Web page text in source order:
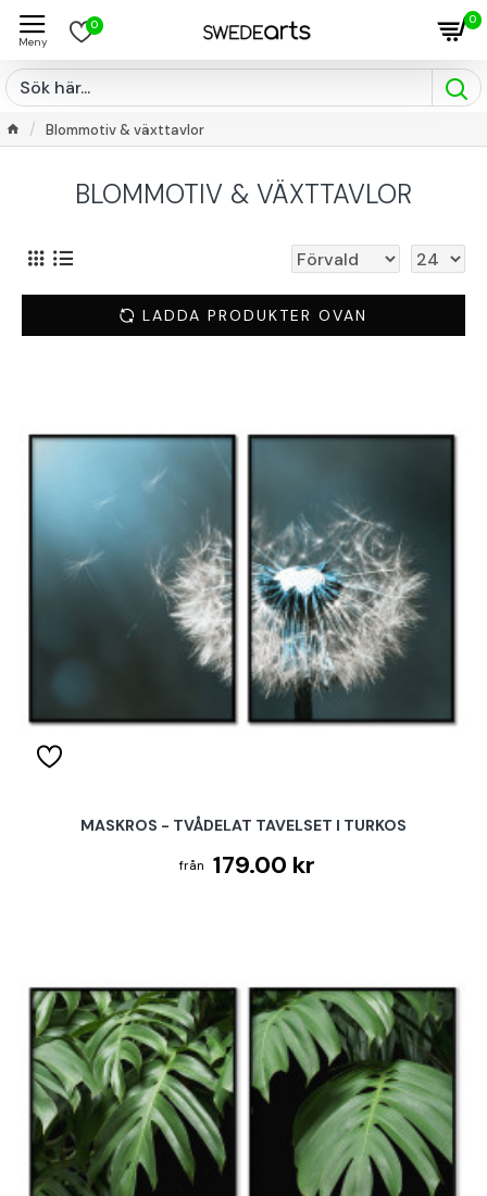
0 0
Blommotiv & växttavlor
BLOMMOTIV & VÄXTTAVLOR
LADDA PRODUKTER OVAN
MASKROS - TVÅDELAT TAVELSET I TURKOS
179.00 kr